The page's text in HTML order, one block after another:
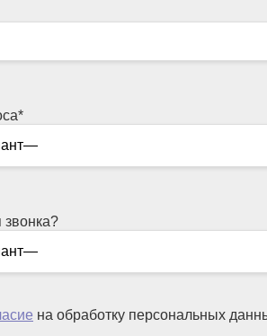
*
на обработку персональных